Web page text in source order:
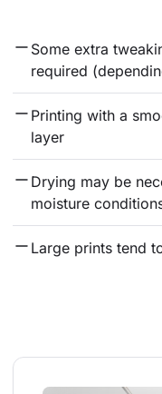
Some extra
required
Printing with a
layer
Drying may be
moisture
Large prints tend